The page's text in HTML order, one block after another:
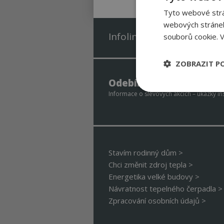
Infolinka zdarma 800
Odebírejte newsletter
Informace o slevových akcích – ukázky
Stavím rodinný dům >
Chci změnit zdroj tepla >
Energetika velké budovy >
Návratnost tepelného čerpadla >
Zpracování osobních údajů >
Tyto webové
webových
souborů cookie.
ZOBRAZIT
Nezbytně
Nezbytně nutné
Webové stránky